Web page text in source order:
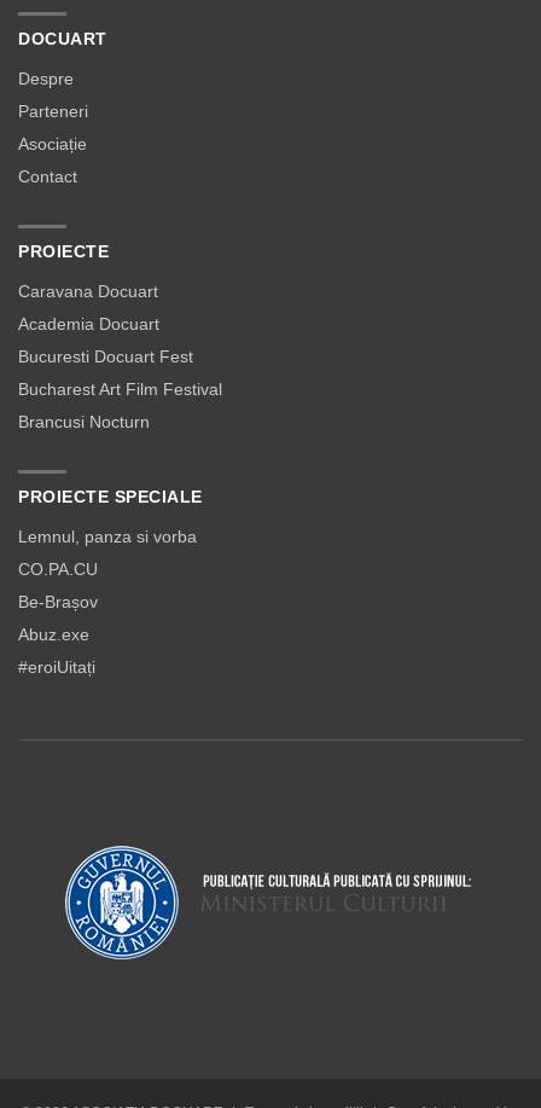
DOCUART
Despre
Parteneri
Asociație
Contact
PROIECTE
Caravana Docuart
Academia Docuart
Bucuresti Docuart Fest
Bucharest Art Film Festival
Brancusi Nocturn
PROIECTE SPECIALE
Lemnul, panza si vorba
CO.PA.CU
Be-Brașov
Abuz.exe
#eroiUitați